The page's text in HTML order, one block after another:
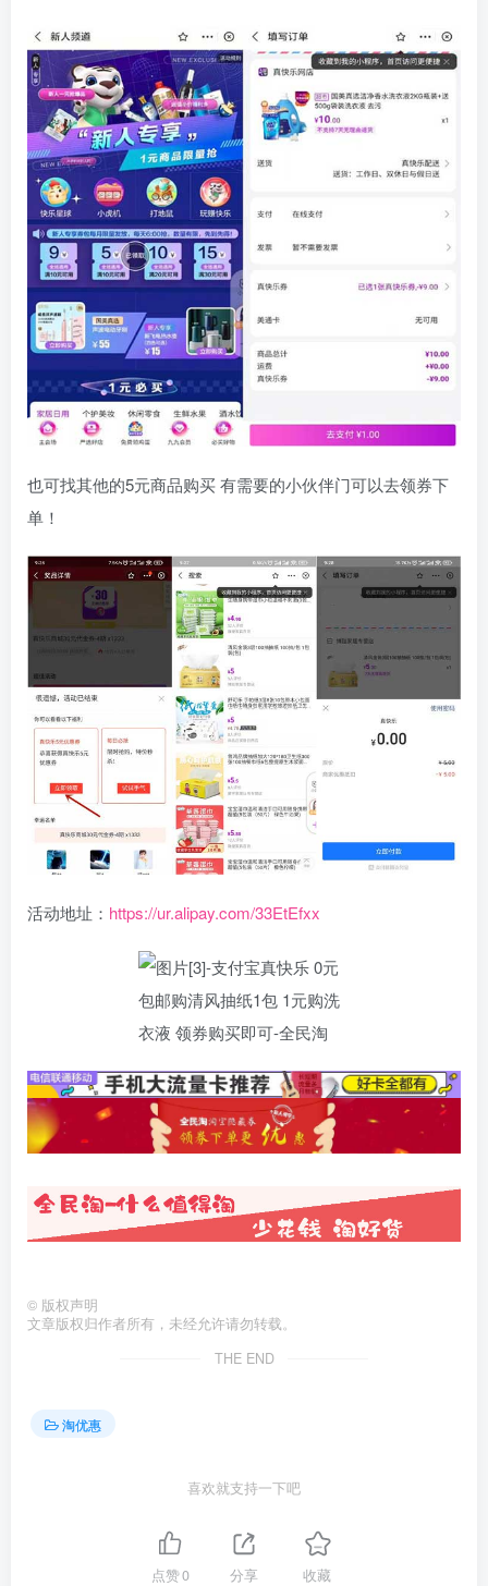
也可找其他的5元商品购买 有需要的小伙伴门可以去领券下
单！
活动地址： https://ur.alipay.com/33EtEfxx
© 版权声明
文章版权归作者所有，未经允许请勿转载。
THE END
淘优惠
喜欢就支持一下吧
点赞0 分享 收藏